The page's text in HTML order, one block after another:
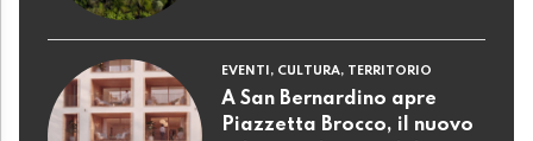
EVENTI, CULTURA, TERRITORIO
A San Bernardino apre
Piazzetta Brocco, il nuovo